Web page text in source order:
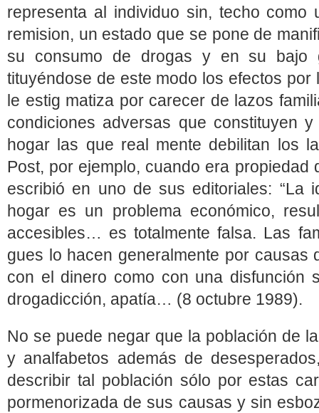
representa al individuo sin, techo como
remision, un estado que se pone de
su consumo de drogas y en su bajo
tituyéndose de este modo los efectos
le estig matiza por carecer de lazos
condiciones adversas que constituyen
hogar las que real mente debilitan los
Post, por ejemplo, cuando era propiedad
escribió en uno de sus editoriales: “La
hogar es un problema económico,
accesibles… es totalmente falsa. Las
gues lo hacen generalmente por causas
con el dinero como con una disfunción
drogadicción, apatía… (8 octubre 1989).
No se puede negar que la población de
y analfabetos además de
describir tal población sólo por estas
pormenorizada de sus causas y sin